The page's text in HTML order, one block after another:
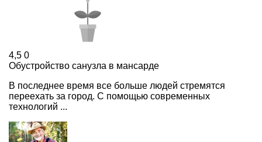
4,5 0
Обустройство санузла в мансарде
В последнее время все больше людей стремятся
переехать за город. С помощью современных
технологий ...